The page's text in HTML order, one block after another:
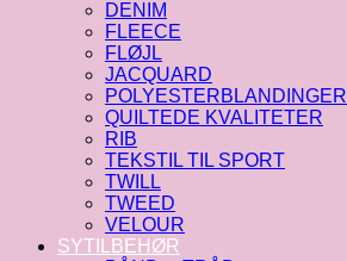
DENIM
FLEECE
FLØJL
JACQUARD
POLYESTERBLANDINGER
QUILTEDE KVALITETER
RIB
TEKSTIL TIL SPORT
TWILL
TWEED
VELOUR
SYTILBEHØR